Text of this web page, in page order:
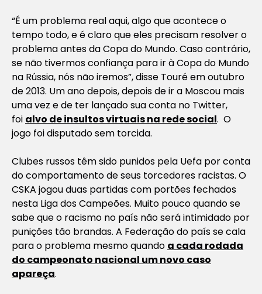
“É um problema real aqui, algo que acontece o
tempo todo, e é claro que eles precisam resolver o
problema antes da Copa do Mundo. Caso contrário,
se não tivermos confiança para ir à Copa do Mundo
na Rússia, nós não iremos”, disse Touré em outubro
de 2013. Um ano depois, depois de ir a Moscou mais
uma vez e de ter lançado sua conta no Twitter,
foi alvo de insultos virtuais na rede social. O
jogo foi disputado sem torcida.
Clubes russos têm sido punidos pela Uefa por conta
do comportamento de seus torcedores racistas. O
CSKA jogou duas partidas com portões fechados
nesta Liga dos Campeões. Muito pouco quando se
sabe que o racismo no país não será intimidado por
punições tão brandas. A Federação do país se cala
para o problema mesmo quando a cada rodada
do campeonato nacional um novo caso
apareça.